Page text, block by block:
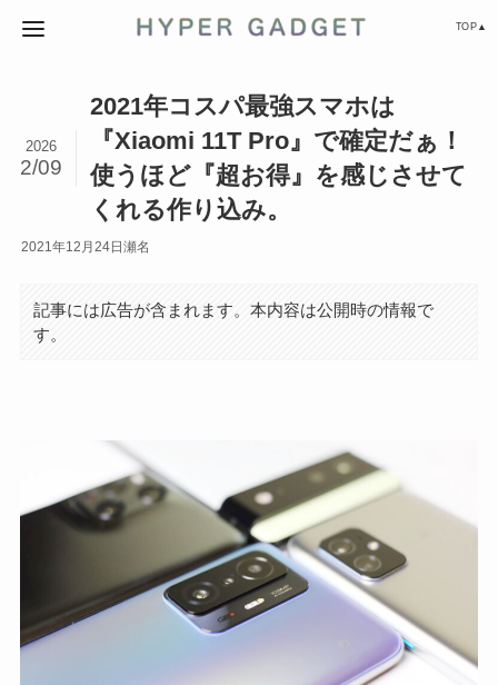
TOP▲
2021年コスパ最強スマホは
『Xiaomi 11T Pro』で確定だぁ！
使うほど『超お得』を感じさせて
くれる作り込み。
2026
2/09
2021年12月24日 瀬名
記事には広告が含まれます。本内容は公開時の情報で
す。